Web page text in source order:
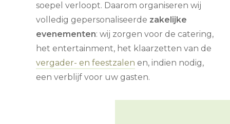
soepel verloopt. Daarom organiseren wij
volledig gepersonaliseerde zakelijke
evenementen: wij zorgen voor de catering,
het entertainment, het klaarzetten van de
vergader- en feestzalen en, indien nodig,
een verblijf voor uw gasten.